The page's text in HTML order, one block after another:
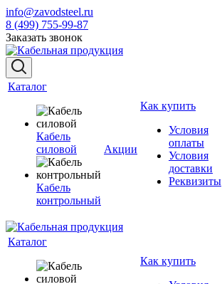
info@zavodsteel.ru
8 (499) 755-99-87
Заказать звонок
Каталог
Кабель
силовой
Кабель
контрольный
Акции
Как купить
Условия
оплаты
Условия
доставки
Реквизиты
Каталог
Как купить